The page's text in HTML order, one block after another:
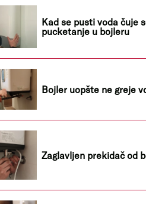
Kad se pusti voda čuje
pucketanje u bojleru
Bojler uopšte ne greje
Zaglavljen prekidač od